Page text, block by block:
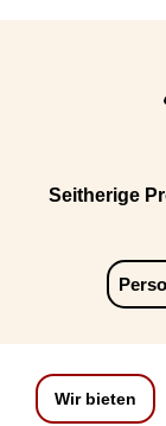
Seitherige
Wir bieten